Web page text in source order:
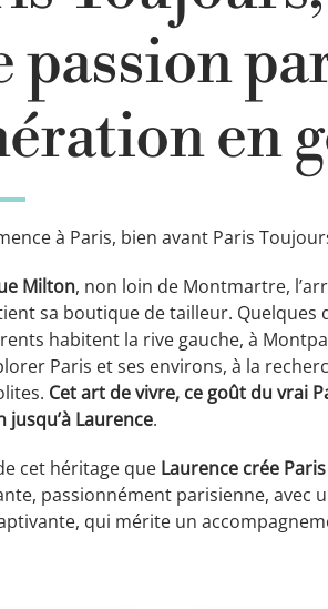
passion
en
à Paris, bien avant Paris
Milton, non loin de Montmartre,
sa boutique de tailleur. Quelques
habitent la rive gauche, à
Paris et ses environs, à la
Cet art de vivre, ce goût du vrai
jusqu’à Laurence.
cet héritage que Laurence crée
passionnément parisienne, avec
qui mérite un